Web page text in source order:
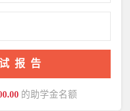
报告
的助学金名额